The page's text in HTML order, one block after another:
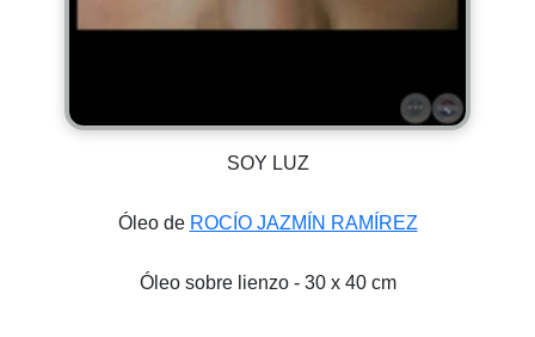
SOY LUZ
Óleo de ROCÍO JAZMÍN RAMÍREZ
Óleo sobre lienzo - 30 x 40 cm